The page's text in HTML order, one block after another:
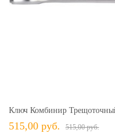
Ключ Комбинир
515,00 руб. 515,00 руб.